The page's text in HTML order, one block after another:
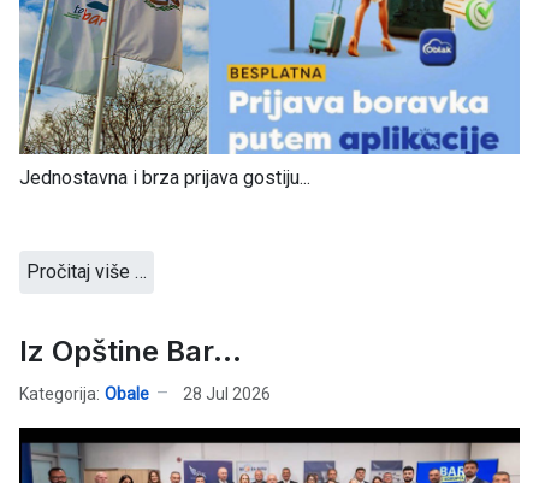
Jednostavna i brza prijava gostiju...
Pročitaj više …
Iz Opštine Bar...
Kategorija: Obale 28 Jul 2026